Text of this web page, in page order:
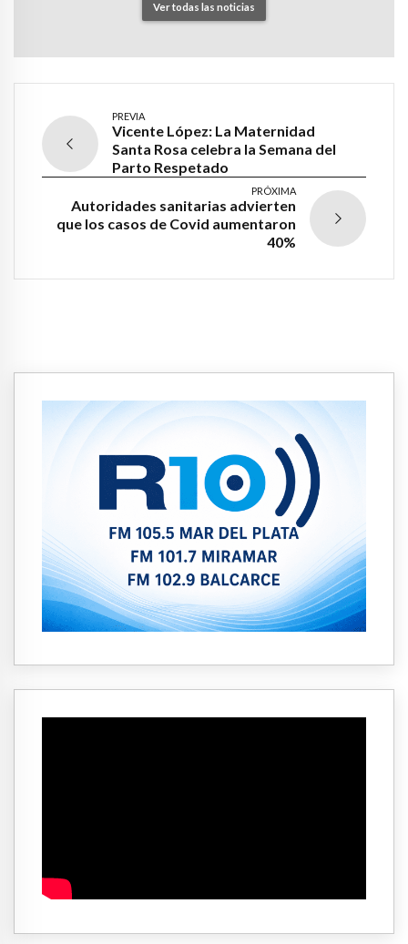
Ver todas las noticias
PREVIA
Vicente López: La Maternidad
Santa Rosa celebra la Semana del
Parto Respetado
PRÓXIMA
Autoridades sanitarias advierten
que los casos de Covid aumentaron
40%